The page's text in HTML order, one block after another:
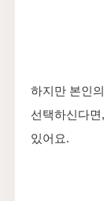
하지만 본인
선택하신다면
있어요.